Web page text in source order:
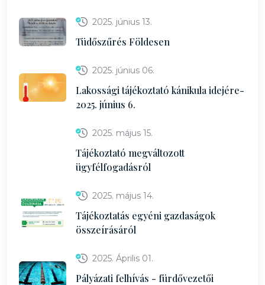
2025. június 13.
Tüdőszűrés Földesen
2025. június 06.
Lakossági tájékoztató kánikula idejére-
2025. június 6.
2025. május 15.
Tájékoztató megváltozott
ügyfélfogadásról
2025. május 14.
Tájékoztatás egyéni gazdaságok
összeírásáról
2025. Április 01.
Pályázati felhívás - fürdővezetői